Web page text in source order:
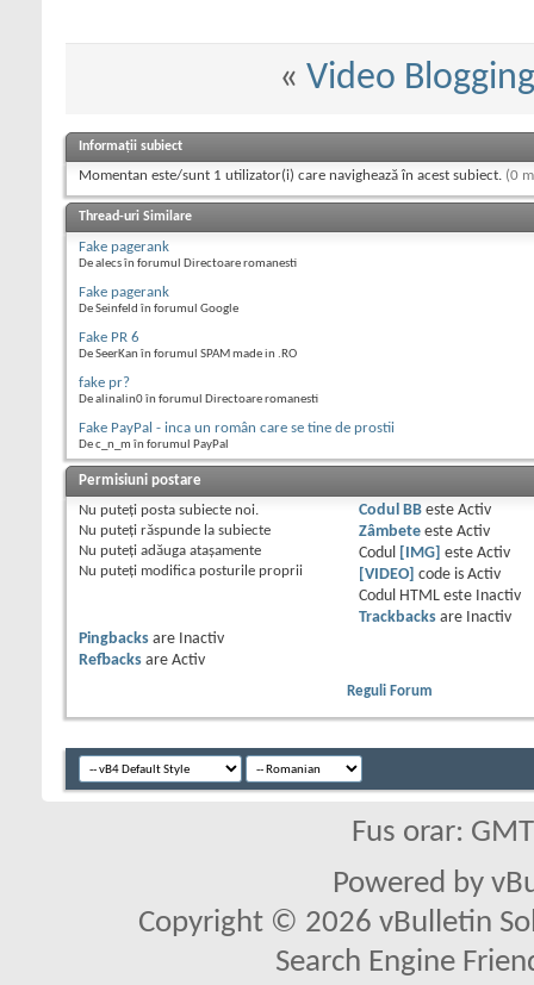
« Video Blogging
Informații subiect
Momentan este/sunt 1 utilizator(i) care navighează în acest subiect. (0
Thread-uri Similare
Fake pagerank
De alecs în forumul Directoare romanesti
Fake pagerank
De Seinfeld în forumul Google
Fake PR 6
De SeerKan în forumul SPAM made in .RO
fake pr?
De alinalin0 în forumul Directoare romanesti
Fake PayPal - inca un român care se tine de prostii
De c_n_m în forumul PayPal
Permisiuni postare
Nu puteţi posta subiecte noi.
Nu puteţi răspunde la subiecte
Nu puteţi adăuga ataşamente
Nu puteţi modifica posturile proprii
Codul BBeste Activ
Zâmbeteeste Activ
Codul
[IMG] este Activ
[VIDEO]
code is Activ
Codul HTML este
Inactiv
Trackbacksare
Inactiv
Pingbacks are
Inactiv
Refbacks are Activ
Reguli Forum
Fus orar:
Powered by
Copyright © 2026 vBulletin
Search Engine